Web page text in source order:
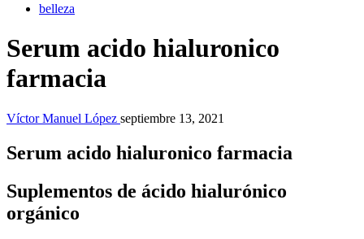
belleza
Serum acido hialuronico
farmacia
Víctor Manuel López septiembre 13, 2021
Serum acido hialuronico farmacia
Suplementos de ácido hialurónico
orgánico